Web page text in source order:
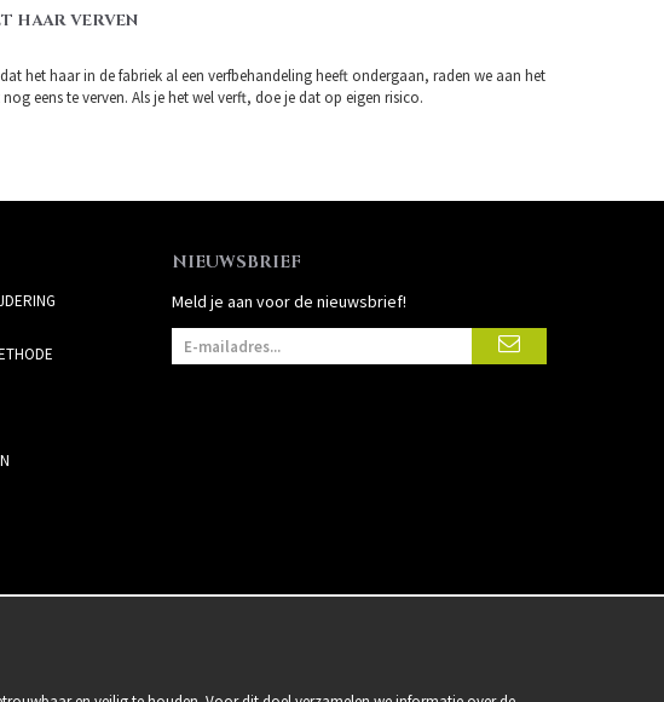
HAAR VERVEN
het haar in de fabriek al een verfbehandeling heeft ondergaan, raden we aan het
eens te verven. Als je het wel verft, doe je dat op eigen risico.
NIEUWSBRIEF
Meld je aan voor de nieuwsbrief!